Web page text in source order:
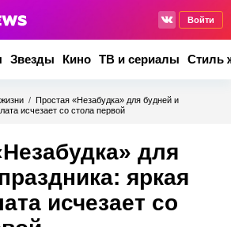
Войти
Звезды Кино ТВ и сериалы Стиль
/ Простая «Незабудка» для будней и
исчезает со стола первой
для
яркая
исчезает со